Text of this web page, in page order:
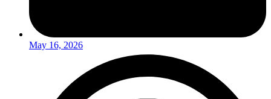
May 16, 2026